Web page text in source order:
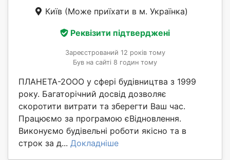
Київ (Може приїхати в м. Українка)
Реквізити підтверджені
Зареєстрований 12 років тому
Був на сайті 8 годин тому
ПЛАНЕТА-2ООО у сфері будівництва з 1999
року. Багаторічний досвід дозволяє
скоротити витрати та зберегти Ваш час.
Працюємо за програмою єВідновлення.
Виконуємо будівельні роботи якісно та в
строк за д... Докладніше